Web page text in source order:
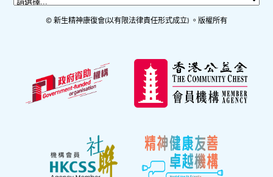
© 新生精神康復會(以有限法律責任形式成立) 。版權所有